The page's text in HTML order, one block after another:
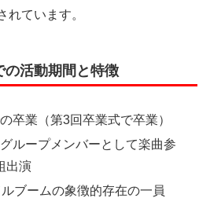
れています。
の活動期間と特徴
卒業（第3回卒業式で卒業）
ループメンバーとして楽曲参
出演
ブームの象徴的存在の一員